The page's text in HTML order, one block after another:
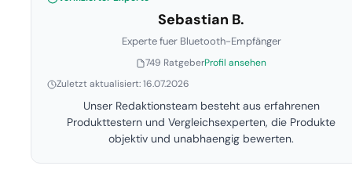
Sebastian B.
Experte fuer Bluetooth-Empfänger
749 RatgeberProfil ansehen
Zuletzt aktualisiert: 16.07.2026
Unser Redaktionsteam besteht aus erfahrenen
Produkttestern und Vergleichsexperten, die Produkte
objektiv und unabhaengig bewerten.